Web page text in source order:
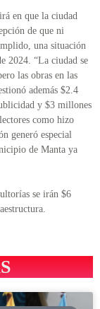
en que la ciudad
de que ni
una situación
2024. “La ciudad se
las obras en las
además $2.4
y $3 millones
como hizo
generó especial
de Manta ya
se irán $6